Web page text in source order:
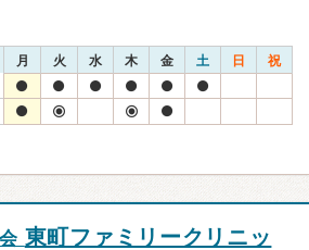
月 火 水 木 金 土 日 祝
東町ファミリークリニッ